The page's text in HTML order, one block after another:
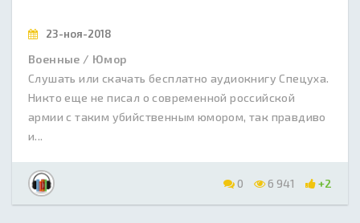
23-ноя-2018
Военные / Юмор
Слушать или скачать бесплатно аудиокнигу Спецуха.
Никто еще не писал о современной российской
армии с таким убийственным юмором, так правдиво
и...
0 6 941 +2